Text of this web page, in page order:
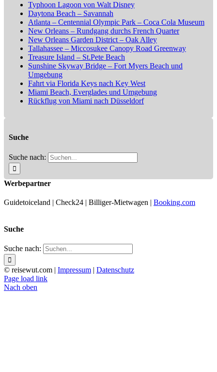
Typhoon Lagoon von Walt Disney
Daytona Beach – Savannah
Atlanta – Centennial Olympic Park – Coca Cola Museum
New Orleans – Rundgang durchs French Quarter
New Orleans Garden District – Oak Alley
Tallahassee – Miccosukee Canopy Road Greenway
Treasure Island – St.Pete Beach
Sunshine Skyway Bridge – Fort Myers Beach und
Umgebung
Fahrt via Florida Keys nach Key West
Miami Beach, Everglades und Umgebung
Rückflug von Miami nach Düsseldorf
Suche
Suche nach:
Werbepartner
Guidetoiceland | Check24 | Billiger-Mietwagen | Booking.com
Suche
Suche nach:
© reisewut.com | Impressum
Datenschutz
Page load link
Nach oben